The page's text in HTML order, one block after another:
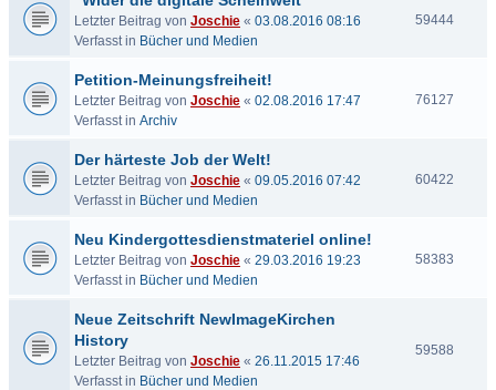
Letzter Beitrag von Joschie « 03.08.2016 08:16
Verfasst in Bücher und Medien
59444
Petition-Meinungsfreiheit!
Letzter Beitrag von Joschie « 02.08.2016 17:47
Verfasst in Archiv
76127
Der härteste Job der Welt!
Letzter Beitrag von Joschie « 09.05.2016 07:42
Verfasst in Bücher und Medien
60422
Neu Kindergottesdienstmateriel online!
Letzter Beitrag von Joschie « 29.03.2016 19:23
Verfasst in Bücher und Medien
58383
Neue Zeitschrift NewImageKirchen
History
Letzter Beitrag von Joschie « 26.11.2015 17:46
Verfasst in Bücher und Medien
59588